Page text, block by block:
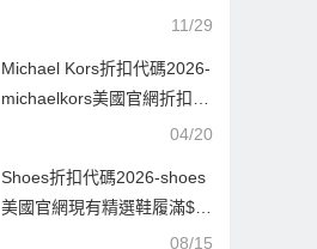
黑五精選商品滿$49可享額
11/29
Michael Kors折扣代碼2026-
michaelkors美國官網折扣區
04/20
Shoes折扣代碼2026-shoes
美國官網現有精選鞋履滿$3
0無門檻7折促銷美境免郵08/15